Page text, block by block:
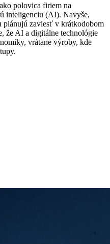
polovica firiem na
inteligenciu (AI). Navyše,
plánujú zaviesť v krátkodobom
že AI a digitálne technológie
vrátane výroby, kde